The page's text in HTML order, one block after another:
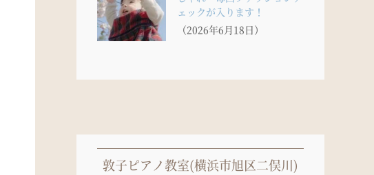
ェックが入ります！
（2026年6月18日）
敦子ピアノ教室(横浜市旭区二俣川)